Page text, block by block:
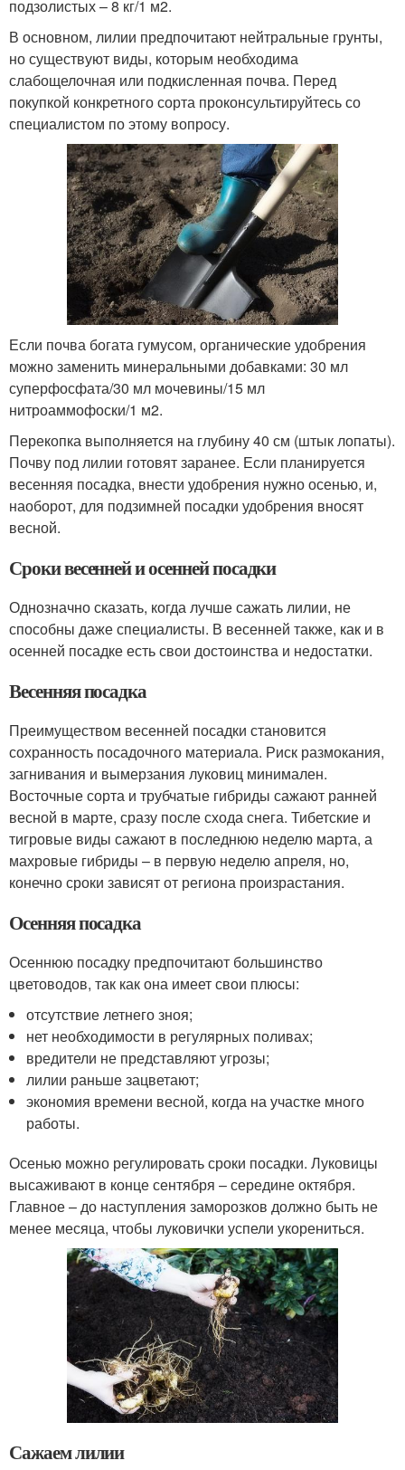
подзолистых – 8 кг/1 м2.
В основном, лилии предпочитают нейтральные грунты,
но существуют виды, которым необходима
слабощелочная или подкисленная почва. Перед
покупкой конкретного сорта проконсультируйтесь со
специалистом по этому вопросу.
Если почва богата гумусом, органические удобрения
можно заменить минеральными добавками: 30 мл
суперфосфата/30 мл мочевины/15 мл
нитроаммофоски/1 м2.
Перекопка выполняется на глубину 40 см (штык лопаты).
Почву под лилии готовят заранее. Если планируется
весенняя посадка, внести удобрения нужно осенью, и,
наоборот, для подзимней посадки удобрения вносят
весной.
Сроки весенней и осенней посадки
Однозначно сказать, когда лучше сажать лилии, не
способны даже специалисты. В весенней также, как и в
осенней посадке есть свои достоинства и недостатки.
Весенняя посадка
Преимуществом весенней посадки становится
сохранность посадочного материала. Риск размокания,
загнивания и вымерзания луковиц минимален.
Восточные сорта и трубчатые гибриды сажают ранней
весной в марте, сразу после схода снега. Тибетские и
тигровые виды сажают в последнюю неделю марта, а
махровые гибриды – в первую неделю апреля, но,
конечно сроки зависят от региона произрастания.
Осенняя посадка
Осеннюю посадку предпочитают большинство
цветоводов, так как она имеет свои плюсы:
отсутствие летнего зноя;
нет необходимости в регулярных поливах;
вредители не представляют угрозы;
лилии раньше зацветают;
экономия времени весной, когда на участке много
работы.
Осенью можно регулировать сроки посадки. Луковицы
высаживают в конце сентября – середине октября.
Главное – до наступления заморозков должно быть не
менее месяца, чтобы луковички успели укорениться.
Сажаем лилии